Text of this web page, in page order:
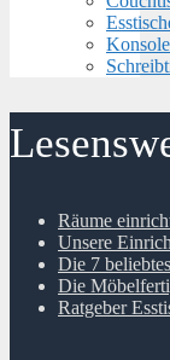
Räume
Unsere
Die 7
Die
Ratgeber